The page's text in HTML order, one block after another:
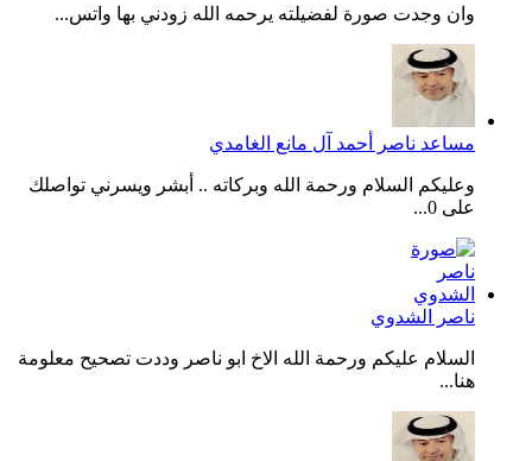
وان وجدت صورة لفضيلته يرحمه الله زودني بها واتس...
مساعد ناصر أحمد آل مانع الغامدي
وعليكم السلام ورحمة الله وبركاته .. أبشر ويسرني تواصلك
على 0...
ناصر الشدوي
السلام عليكم ورحمة الله الاخ ابو ناصر وددت تصحيح معلومة
هنا...